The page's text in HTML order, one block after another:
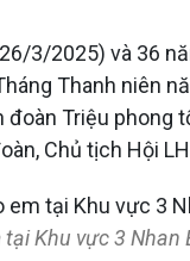
3/2025) và 36
Thanh niên
Triệu phong
Chủ tịch Hội
Khu vực 3 Nhan